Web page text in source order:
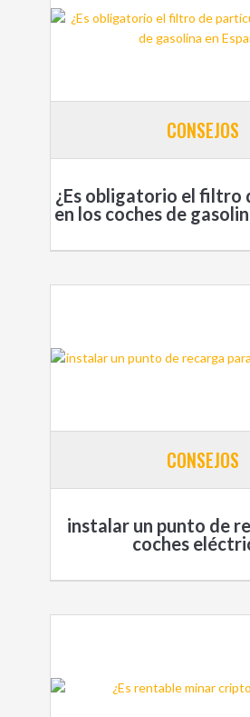
CONSEJOS
¿Es obligatorio el filtro
en los coches de
CONSEJOS
instalar un punto de
coches